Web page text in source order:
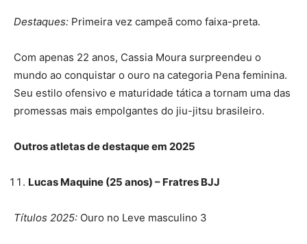
Destaques: Primeira vez campeã como faixa-preta.
Com apenas 22 anos, Cassia Moura surpreendeu o
mundo ao conquistar o ouro na categoria Pena feminina.
Seu estilo ofensivo e maturidade tática a tornam uma das
promessas mais empolgantes do jiu-jitsu brasileiro.
Outros atletas de destaque em 2025
Lucas Maquine (25 anos) – Fratres BJJ
Títulos 2025: Ouro no Leve masculino 3